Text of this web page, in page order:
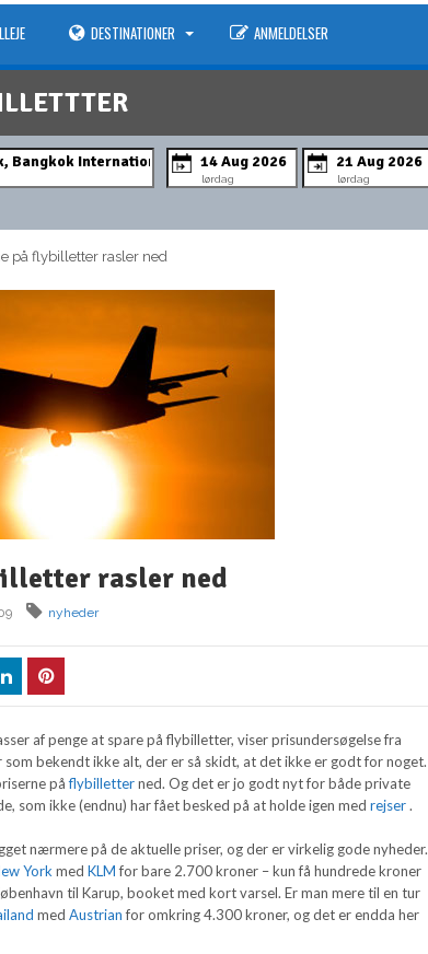
DESTINATIONER ANMELDELSER
lørdag lørdag
på flybilletter rasler ned
rasler ned
nyheder
af penge at spare på flybilletter, viser prisundersøgelse fra
som bekendt ikke alt, der er så skidt, at det ikke er godt for noget.
påflybilletterned. Og det er jo godt nyt for både private
som ikke (endnu) har fået besked på at holde igen medrejser.
nærmere på de aktuelle priser, og der er virkelig gode nyheder.
York medKLMfor bare 2.700 kroner – kun få hundrede kroner
til Karup, booket med kort varsel. Er man mere til en tur
medAustrianfor omkring 4.300 kroner, og det er endda her